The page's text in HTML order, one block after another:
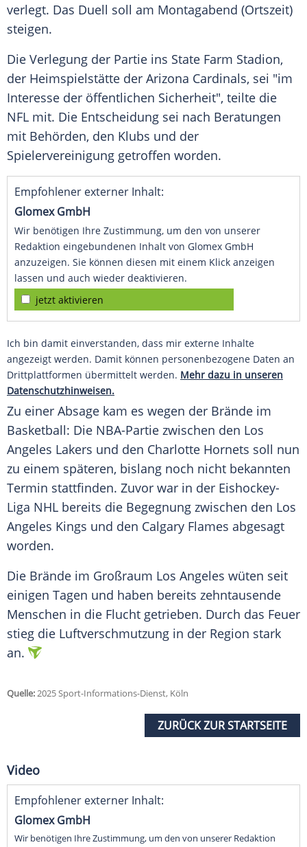
verlegt. Das Duell soll am Montagabend (Ortszeit)
steigen.
Die Verlegung der Partie ins State Farm Stadion,
der Heimspielstätte der Arizona Cardinals, sei "im
Interesse der öffentlichen Sicherheit", teilte die
NFL mit. Die Entscheidung sei nach Beratungen
mit Behörden, den Klubs und der
Spielervereinigung getroffen worden.
Empfohlener externer Inhalt:
Glomex GmbH
Wir benötigen Ihre Zustimmung, um den von unserer
Redaktion eingebundenen Inhalt von Glomex GmbH
anzuzeigen. Sie können diesen mit einem Klick anzeigen
lassen und auch wieder deaktivieren.
jetzt aktivieren
Ich bin damit einverstanden, dass mir externe Inhalte
angezeigt werden. Damit können personenbezogene Daten an
Drittplattformen übermittelt werden. Mehr dazu in unseren
Datenschutzhinweisen.
Zu einer Absage kam es wegen der Brände im
Basketball: Die NBA-Partie zwischen den Los
Angeles Lakers und den Charlotte Hornets soll nun
zu einem späteren, bislang noch nicht bekannten
Termin stattfinden. Zuvor war in der Eishockey-
Liga NHL bereits die Begegnung zwischen den Los
Angeles Kings und den Calgary Flames abgesagt
worden.
Die Brände im Großraum Los Angeles wüten seit
einigen Tagen und haben bereits zehntausende
Menschen in die Flucht getrieben. Durch das Feuer
stieg die Luftverschmutzung in der Region stark
an.
Quelle:2025 Sport-Informations-Dienst, Köln
ZURÜCK ZUR STARTSEITE
Video
Empfohlener externer Inhalt:
Glomex GmbH
Wir benötigen Ihre Zustimmung, um den von unserer Redaktion